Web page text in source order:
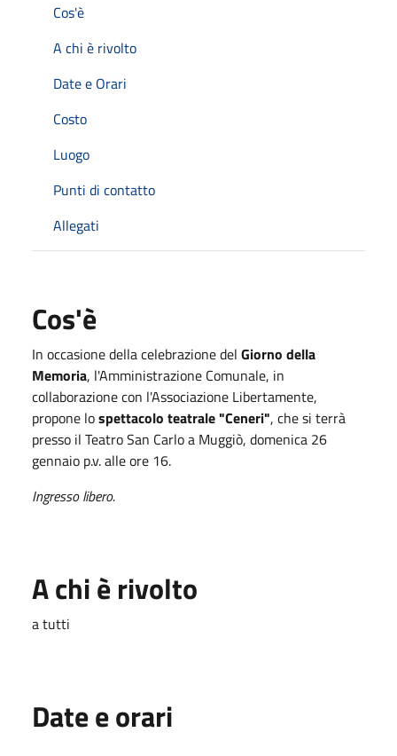
Cos'è
A chi è rivolto
Date e Orari
Costo
Luogo
Punti di contatto
Allegati
Cos'è
In occasione della celebrazione del Giorno della
Memoria, l'Amministrazione Comunale, in
collaborazione con l'Associazione Libertamente,
propone lospettacolo teatrale "Ceneri", che si terrà
presso il Teatro San Carlo a Muggiò, domenica 26
gennaio p.v. alle ore 16.
Ingresso libero.
A chi è rivolto
a tutti
Date e orari